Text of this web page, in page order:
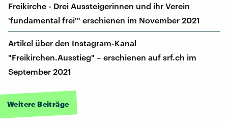
Freikirche - Drei Aussteigerinnen und ihr Verein
'fundamental frei'" erschienen im November 2021
Artikel über den Instagram-Kanal
"Freikirchen.Ausstieg" – erschienen auf srf.ch im
September 2021
Weitere Beiträge